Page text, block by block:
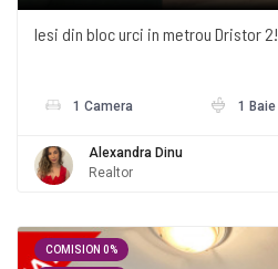
Iesi din bloc urci in metrou Dristor 2!
1 Camera 1 Baie
Alexandra Dinu
Realtor
COMISION 0%